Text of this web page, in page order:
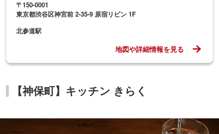
〒150-0001
東京都渋谷区神宮前 2-35-9 原宿リビン 1F
北参道駅
地図や詳細情報を見る
【神保町】キッチン きらく